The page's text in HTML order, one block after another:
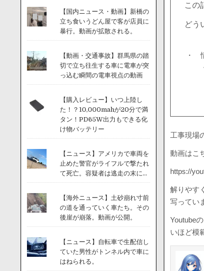
この
どう
・
工事現場
動画はこ
https://
解りやす
写ってい
Youtube
いほど模
【国内ニュース・動画】新橋の
立ち食いうどん屋で客が店員に
暴行。動画が拡散される。
【動画・交通事故】群馬県の踏
切で立ち往生する車に電車が突
っ込む瞬間の電車視点の動画
【購入レビュー】いつ上陸し
た！？10,000mahが20分で満
タン！PD65W出力もできる化
け物バッテリー
【ニュース】アメリカで車両を
止めた警官がライフルで撃たれ
て死亡。容疑者は逃走の末に...
【海外ニュース】土砂崩れ寸前
の道を通っていく車たち。その
後崖が崩落。動画が公開。
【ニュース】自転車で生配信し
ていた男性がトンネル内で車に
はねられる。